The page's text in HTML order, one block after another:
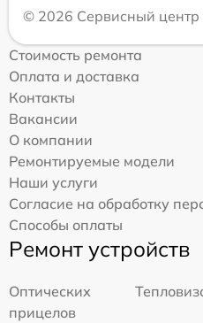
© 2026 Сервисный центр
Стоимость ремонта
Оплата и доставка
Контакты
Вакансии
О компании
Ремонтируемые модели
Наши услуги
Согласие на обработку
Способы оплаты
Ремонт устройств
Оптических
прицелов